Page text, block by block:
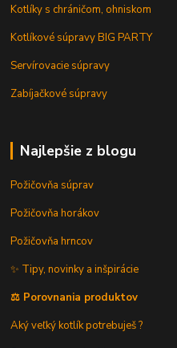
Kotlíky s chráničom, ohniskom
Kotlíkové súpravy BIG PARTY
Servírovacie súpravy
Zabíjačkové súpravy
Najlepšie z blogu
Požičovňa súprav
Požičovňa horákov
Požičovňa hrncov
✨ Tipy, novinky a inšpirácie
⚖️ Porovnania produktov
Aký veľký kotlík potrebuješ ?